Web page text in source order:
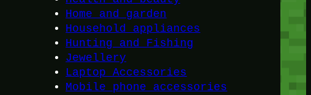
Home and garden
Household appliances
Hunting and Fishing
Jewellery
Laptop Accessories
Mobile phone accessories